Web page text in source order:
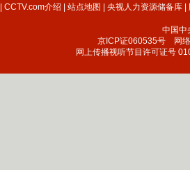
CCTV.com介绍 站点地图 央视人力资源储备库|
中国中
京ICP证060535号网络
网上传播视听节目许可证号